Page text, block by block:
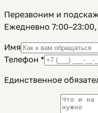
Перезвоним и
Ежедневно
Имя
Телефон *
Единственное